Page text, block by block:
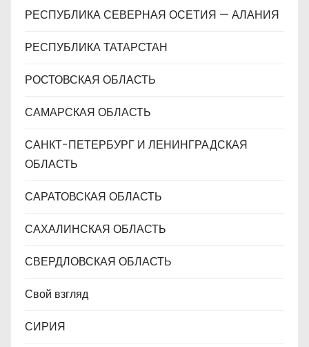
РЕСПУБЛИКА СЕВЕРНАЯ ОСЕТИЯ — АЛАНИЯ
РЕСПУБЛИКА ТАТАРСТАН
РОСТОВСКАЯ ОБЛАСТЬ
САМАРСКАЯ ОБЛАСТЬ
САНКТ-ПЕТЕРБУРГ И ЛЕНИНГРАДСКАЯ
ОБЛАСТЬ
САРАТОВСКАЯ ОБЛАСТЬ
САХАЛИНСКАЯ ОБЛАСТЬ
СВЕРДЛОВСКАЯ ОБЛАСТЬ
Свой взгляд
СИРИЯ